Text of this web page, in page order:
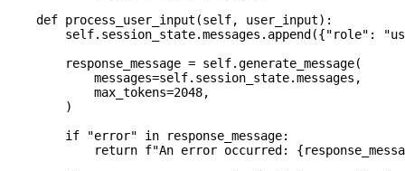
    def
process_user_input (self, user_input):
        self
.session_state.messages.append({"role" :
        response_message
= self.generate_message(
            messages
=self.session_state.messages,
            max_tokens
=2048,
        )
        if
"error" in response_message:
            return
f"An error occurred: {